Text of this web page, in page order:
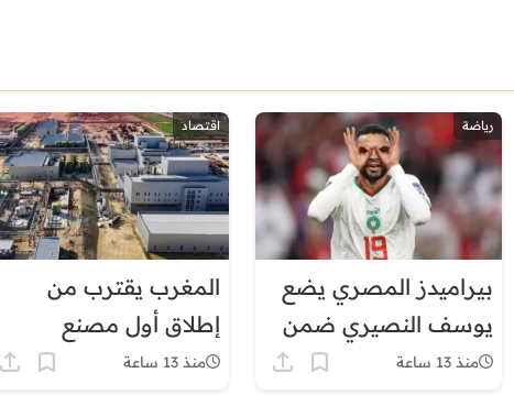
رياضة
بيراميدز المصري يضع
يوسف النصيري ضمن
أولوياته الهجومية
منذ 13 ساعة
اقتصاد
المغرب يقترب من
إطلاق أول مصنع
للبطاريات في إفريقيا
منذ 13 ساعة